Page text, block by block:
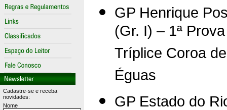
Cadastre-se e receba
novidades:
Nome
GP Henrique
(Gr. I) – 1ª
Tríplice Coroa de
Éguas
GP Estado do